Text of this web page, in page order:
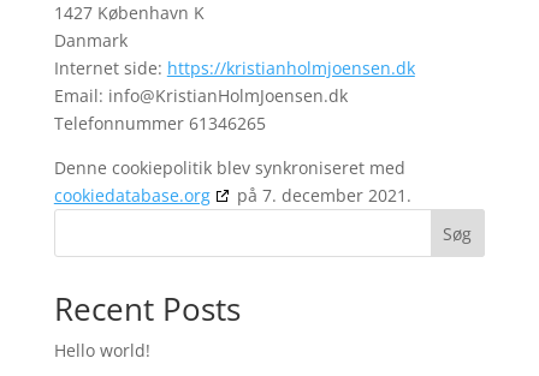
1427 København K
Danmark
Internet side: https://kristianholmjoensen.dk
Email: info@KristianHolmJoensen.dk
Telefonnummer 61346265
Denne cookiepolitik blev synkroniseret med
cookiedatabase.org
på 7. december 2021.
Søg
Recent Posts
Hello world!